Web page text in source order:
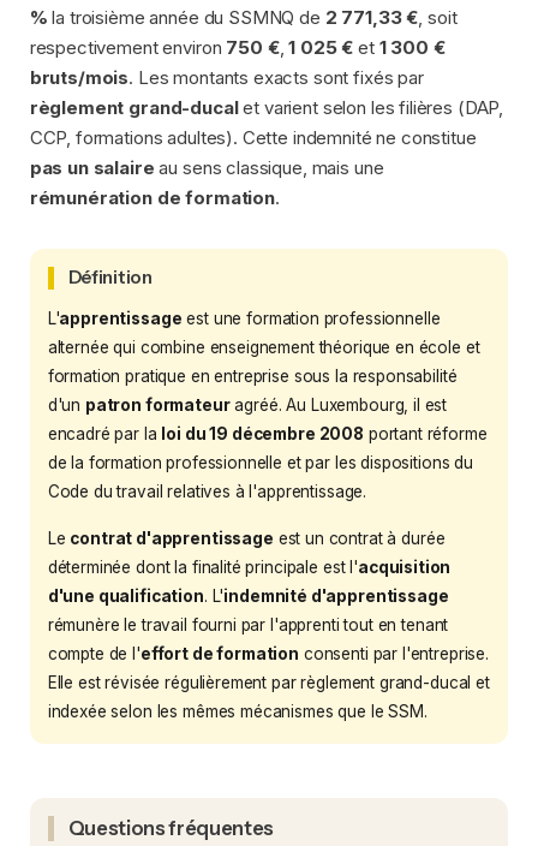
% la troisième année du SSMNQ de 2 771,33 € , soit
respectivement environ 750 €,1 025 € et 1 300 €
bruts/mois. Les montants exacts sont fixés par
règlement grand-ducalet varient selon les filières (DAP,
CCP, formations adultes). Cette indemnité ne constitue
pas un salaire au sens classique, mais une
rémunération de formation.
Définition
L'apprentissage est une formation professionnelle
alternée qui combine enseignement théorique en école et
formation pratique en entreprise sous la responsabilité
d'un patron formateuragréé. Au Luxembourg, il est
encadré par la loi du 19 décembre 2008 portant réforme
de la formation professionnelle et par les dispositions du
Code du travail relatives à l'apprentissage.
Le contrat d'apprentissage est un contrat à durée
déterminée dont la finalité principale est l'acquisition
d'une qualification. L'indemnité d'apprentissage
rémunère le travail fourni par l'apprenti tout en tenant
compte de l'effort de formation consenti par l'entreprise.
Elle est révisée régulièrement par règlement grand-ducal et
indexée selon les mêmes mécanismes que le SSM.
Questions fréquentes